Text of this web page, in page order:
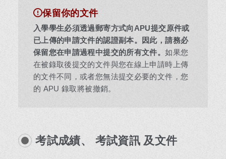
保留你的文件
入學學生必須透過郵寄方式向APU提交原件或
已上傳的申請文件的認證副本。因此，請務必
保留您在申請過程中提交的所有文件。如果您
在被錄取後提交的文件與您在線上申請時上傳
的文件不同，或者您無法提交必要的文件，您
的 APU 錄取將被撤銷。
考試成績、 考試資訊 及文件